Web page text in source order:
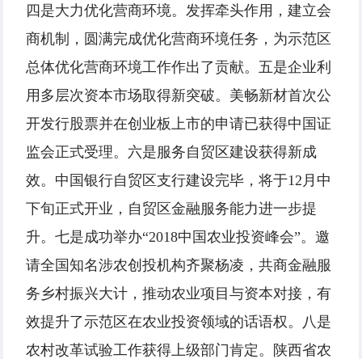
四是大力优化营商环境。发挥牵头作用，建立会
商机制，圆满完成优化营商环境任务，为示范区
总体优化营商环境工作作出了贡献。五是企业利
用多层次资本市场取得新突破。美畅新材首次公
开发行股票并在创业板上市的申请已获得中国证
监会正式受理。六是服务自贸区建设获得新成
效。中国银行自贸区支行建设完毕，将于12月中
下旬正式开业，自贸区金融服务能力进一步提
升。七是成功举办“2018中国农业投资峰会”。邀
请全国知名涉农创投机构齐聚杨凌，共商金融服
务乡村振兴大计，推动农业项目与资本对接，有
效提升了示范区在农业投资领域的话语权。八是
农村改革试验工作获得上级部门肯定。陕西省农